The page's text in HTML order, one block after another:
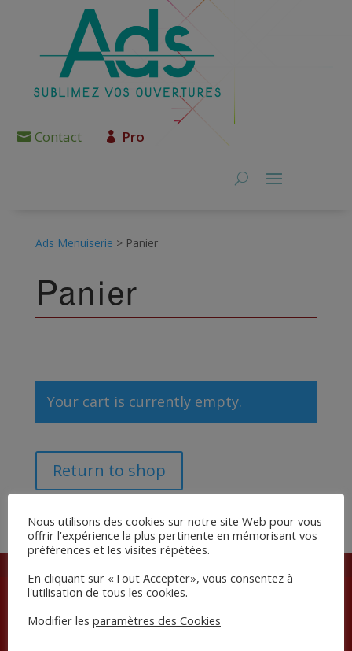
Contact Pro
Ads Menuiserie > Panier
Panier
Your cart is currently empty.
Return to shop
Pour voir la carte vous devez accepter les Cookies
Nous utilisons des cookies sur notre site Web pour vous
offrir l'expérience la plus pertinente en mémorisant vos
préférences et les visites répétées.
En cliquant sur «Tout Accepter», vous consentez à
l'utilisation de tous les cookies.
Modifier les paramètres des Cookies